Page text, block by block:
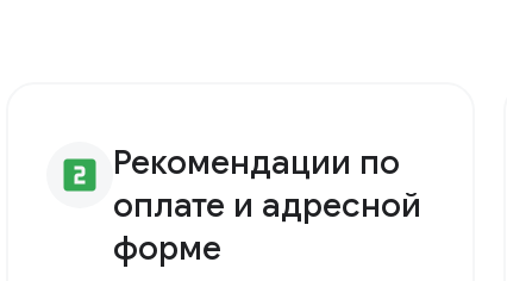
looks_two Рекомендации по
оплате и адресной
форме